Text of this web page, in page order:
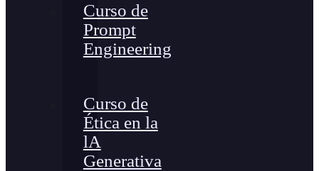
Curso de
Prompt
Engineering
Curso de
Ética en la
lA
Generativa